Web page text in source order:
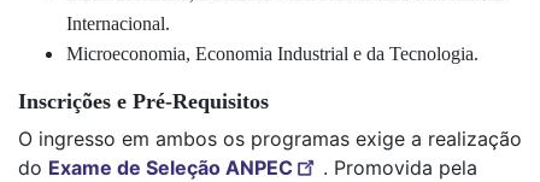
Internacional.
Microeconomia, Economia Industrial e da Tecnologia.
Inscrições e Pré-Requisitos
O ingresso em ambos os programas exige a realização
do Exame de Seleção ANPEC
. Promovida pela